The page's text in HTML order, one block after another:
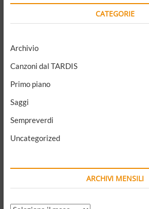
diritto
CATEGORIE
Archivio
Canzoni dal TARDIS
Primo piano
Saggi
Sempreverdi
Uncategorized
ARCHIVI MENSILI